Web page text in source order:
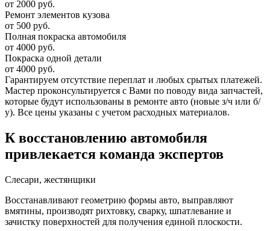
от 2000 руб.
Ремонт элементов кузова
от 500 руб.
Полная покраска автомобиля
от 4000 руб.
Покраска одной детали
от 4000 руб.
Гарантируем отсутствие переплат и любых срытых платежей.
Мастер проконсультируется с Вами по поводу вида запчастей,
которые будут использованы в ремонте авто (новые з/ч или б/
у). Все цены указаны с учетом расходных материалов.
К восстановлению автомобиля
привлекается команда экспертов
Слесари, жестянщики
Восстанавливают геометрию формы авто, выправляют
вмятины, производят рихтовку, сварку, шпатлевание и
зачистку поверхностей для получения единой плоскости.